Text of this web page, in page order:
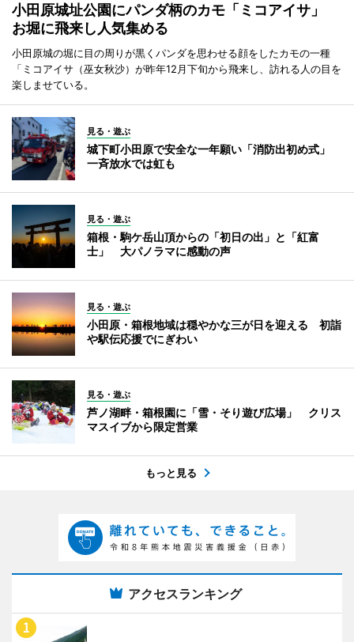
小田原城址公園にパンダ柄のカモ「ミコアイサ」
お堀に飛来し人気集める
小田原城の堀に目の周りが黒くパンダを思わせる顔をしたカモの一種
「ミコアイサ（巫女秋沙）が昨年12月下旬から飛来し、訪れる人の目を
楽しませている。
見る・遊ぶ
城下町小田原で安全な一年願い「消防出初め式」
一斉放水では虹も
見る・遊ぶ
箱根・駒ケ岳山頂からの「初日の出」と「紅富
士」 大パノラマに感動の声
見る・遊ぶ
小田原・箱根地域は穏やかな三が日を迎える 初詣
や駅伝応援でにぎわい
見る・遊ぶ
芦ノ湖畔・箱根園に「雪・そり遊び広場」 クリス
マスイブから限定営業
もっと見る
アクセスランキング